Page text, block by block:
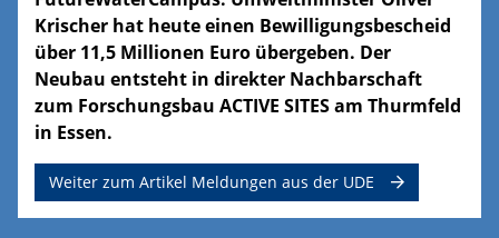
Krischer hat heute einen Bewilligungsbescheid
über 11,5 Millionen Euro übergeben. Der
Neubau entsteht in direkter Nachbarschaft
zum Forschungsbau ACTIVE SITES am Thurmfeld
in Essen.
Weiter zum Artikel Meldungen aus der UDE